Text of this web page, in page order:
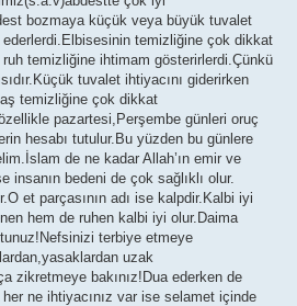
bozmaya küçük veya büyük tuvalet
temizliğine çok dikkat
temizliğine ihtimam gösterirlerdi.Çünkü
tuvalet ihtiyacını giderirken
temizliğine çok dikkat
pazartesi,Perşembe günleri oruç
hesabı tutulur.Bu yüzden bu günlere
de ne kadar Allah’ın emir ve
insanın bedeni de çok sağlıklı olur.
et parçasının adı ise kalpdir.Kalbi iyi
hem de ruhen kalbi iyi olur.Daima
terbiye etmeye
uzak
zikretmeye bakınız!Dua ederken de
ne ihtiyacınız var ise selamet içinde